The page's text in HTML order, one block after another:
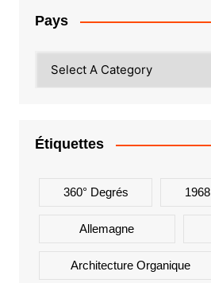
Pays
Étiquettes
360° Degrés 1968
Allemagne
Architecture Organique